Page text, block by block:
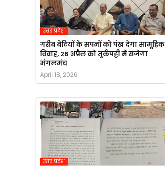
उत्तर प्रदेश
गरीब बेटियों के सपनों को पंख देगा सामूहिक
विवाह, 26 अप्रैल को तुर्कपट्टी में सजेगा
मंगलमंच
April 18, 2026
उत्तर प्रदेश